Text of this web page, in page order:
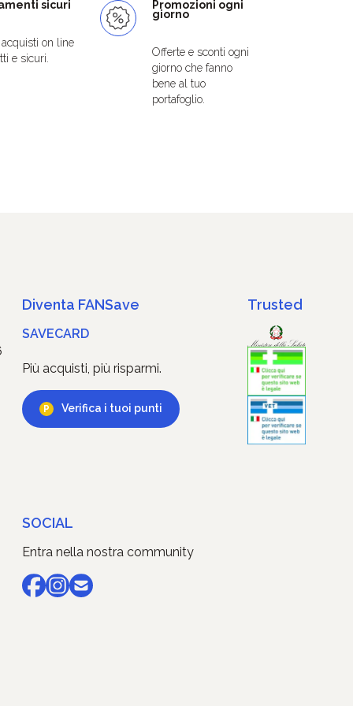
sicuri
acquisti on line
e sicuri.
Promozioni ogni
giorno
Offerte e sconti ogni
giorno che fanno
bene al tuo
portafoglio.
Diventa FANSave
SAVECARD
Più acquisti, più risparmi.
Verifica i tuoi punti
SOCIAL
Entra nella nostra community
Trusted